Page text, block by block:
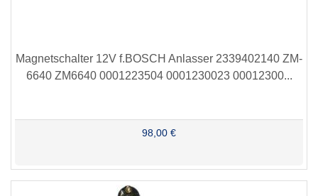
Magnetschalter 12V f.BOSCH Anlasser 2339402140 ZM-
6640 ZM6640 0001223504 0001230023 00012300...
98,00 €